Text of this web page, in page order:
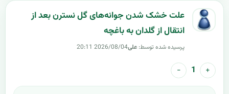
علت خشک شدن جوانه‌های گل نسترن بعد از
انتقال از گلدان به باغچه
پرسیده شده توسط: علی2026/08/04 20:11
+
1
−